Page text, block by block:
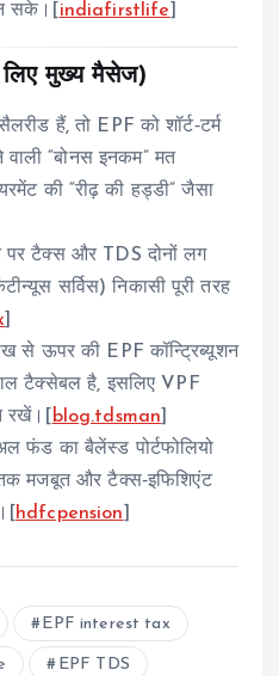
सके।[ indiafirstlife
मुख्य मैसेज)
हैं, तो EPF को शॉर्ट‑टर्म
वाली “बोनस इनकम” मत
की “रीढ़ की हड्डी” जैसा
टैक्स और TDS दोनों लग
सर्विस) निकासी पूरी तरह
से ऊपर की EPF कॉन्ट्रिब्यूशन
टैक्सेबल है, इसलिए VPF
रखें।[ blog.tdsman
फंड का बैलेंस्ड पोर्टफोलियो
मजबूत और टैक्स‑इफिशिएंट
hdfcpension
EPF interest tax
EPF TDS